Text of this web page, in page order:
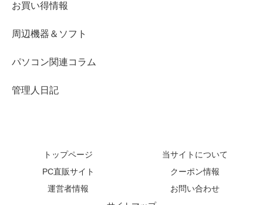
お買い得情報
周辺機器＆ソフト
パソコン関連コラム
管理人日記
トップページ
当サイトについて
PC直販サイト
クーポン情報
運営者情報
お問い合わせ